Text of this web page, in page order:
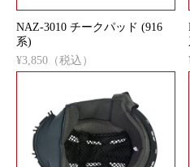
NAZ-3010 チークパッド (916
系)
¥3,850（税込）